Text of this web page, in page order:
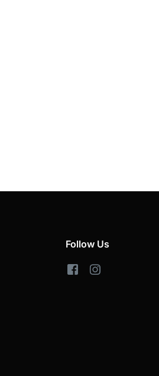
Follow Us